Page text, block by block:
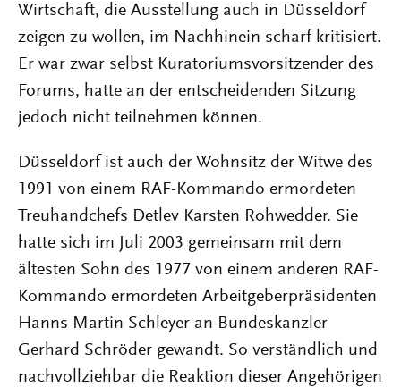
Wirtschaft, die Ausstellung auch in Düsseldorf
zeigen zu wollen, im Nachhinein scharf kritisiert.
Er war zwar selbst Kuratoriumsvorsitzender des
Forums, hatte an der entscheidenden Sitzung
jedoch nicht teilnehmen können.
Düsseldorf ist auch der Wohnsitz der Witwe des
1991 von einem RAF-Kommando ermordeten
Treuhandchefs Detlev Karsten Rohwedder. Sie
hatte sich im Juli 2003 gemeinsam mit dem
ältesten Sohn des 1977 von einem anderen RAF-
Kommando ermordeten Arbeitgeberpräsidenten
Hanns Martin Schleyer an Bundeskanzler
Gerhard Schröder gewandt. So verständlich und
nachvollziehbar die Reaktion dieser Angehörigen